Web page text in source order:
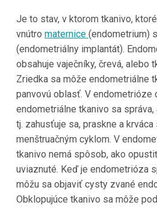
Je to stav, v ktorom tkanivo,
vnútro maternice (endometrium)
(endometriálny implantát).
obsahuje vaječníky, črevá, alebo
Zriedka sa môže endometriálne
panvovú oblasť. V endometrióze
endometriálne tkanivo sa správa,
tj. zahusťuje sa, praskne a krváca
menštruačným cyklom. V
tkanivo nemá spôsob, ako
uviaznuté. Keď je endometrióza
môžu sa objaviť cysty zvané
Obklopujúce tkanivo sa môže